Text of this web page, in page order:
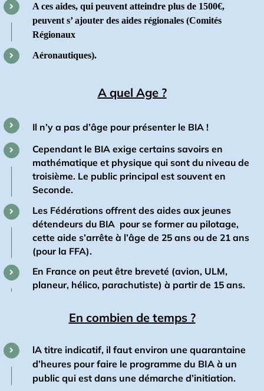
A ces aides, qui peuvent atteindre plus de 1500€,
peuvent s’ ajouter des aides régionales (Comités
Régionaux
Aéronautiques).
A quel Age ?
Il n’y a pas d’âge pour présenter le BIA !
Cependant le BIA exige certains savoirs en
mathématique et physique qui sont du niveau de
troisième. Le public principal est souvent en
Seconde.
Les Fédérations offrent des aides aux jeunes
détendeurs du BIA pour se former au pilotage,
cette aide s’arrête à l’âge de 25 ans ou de 21 ans
(pour la FFA).
En France on peut être breveté (avion, ULM,
planeur, hélico, parachutiste) à partir de 15 ans.
En combien de temps ?
lA titre indicatif, il faut environ une quarantaine
d’heures pour faire le programme du BIA à un
public qui est dans une démarche d’initiation.